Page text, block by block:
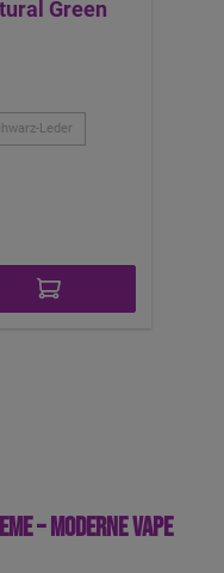
Green
Leder
– moderne Vape